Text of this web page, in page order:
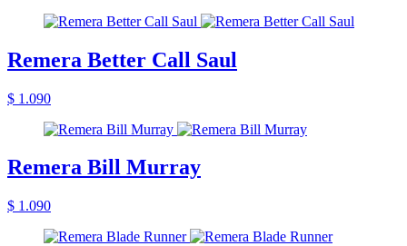
Remera Better Call Saul
$ 1.090
Remera Bill Murray
$ 1.090